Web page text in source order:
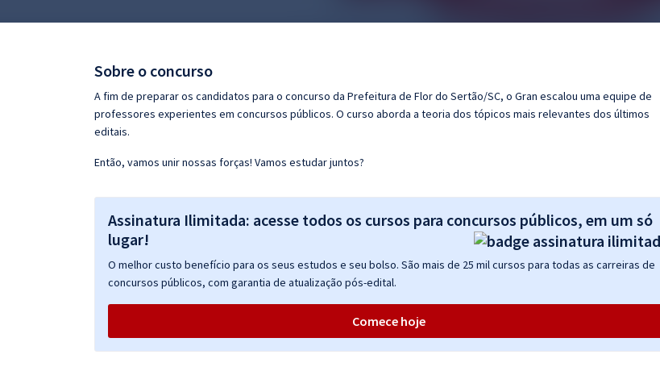
Questões grátis
Conteúdo gratuito
Sobre o concurso
A fim de preparar os candidatos para o concurso da Prefeitura de Flor do Sertão/SC, o Gran escalou uma equipe de
professores experientes em concursos públicos. O curso aborda a teoria dos tópicos mais relevantes dos últimos
editais.
Então, vamos unir nossas forças! Vamos estudar juntos?
Assinatura Ilimitada: acesse todos os cursos para concursos públicos, em um só
lugar!
O melhor custo benefício para os seus estudos e seu bolso. São mais de 25 mil cursos para todas as carreiras de
concursos públicos, com garantia de atualização pós-edital.
Comece hoje